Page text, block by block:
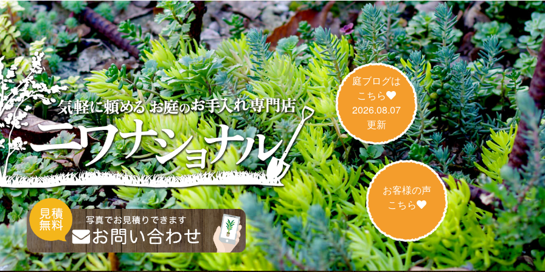
庭ブログは
こちら
2026.08.07
更新
お客様の声
こちら